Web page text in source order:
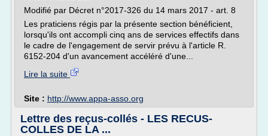
Modifié par Décret n°2017-326 du 14 mars 2017 - art. 8
Les praticiens régis par la présente section bénéficient,
lorsqu'ils ont accompli cinq ans de services effectifs dans
le cadre de l'engagement de servir prévu à l'article R.
6152-204 d'un avancement accéléré d'une...
Lire la suite
Site : http://www.appa-asso.org
Lettre des reçus-collés - LES RECUS-
COLLES DE LA ...